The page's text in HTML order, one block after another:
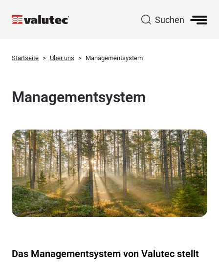
Suchen
Startseite Über uns Managementsystem
Managementsystem
Das Managementsystem von Valutec stellt